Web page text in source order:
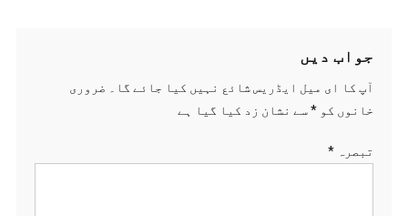
جواب دیں
آپ کا ای میل ایڈریس شائع نہیں کیا جائے گا۔
ضروری
خانوں کو *سے نشان زد کیا گیا ہے
تبصرہ *